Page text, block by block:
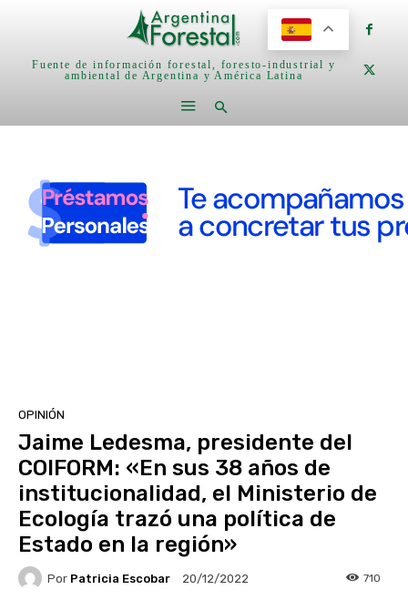
Fuente de información forestal, foresto-industrial y
ambiental de Argentina y América Latina
OPINIÓN
Jaime Ledesma, presidente del
COIFORM: «En sus 38 años de
institucionalidad, el Ministerio de
Ecología trazó una política de
Estado en la región»
Por Patricia Escobar 20/12/2022 710